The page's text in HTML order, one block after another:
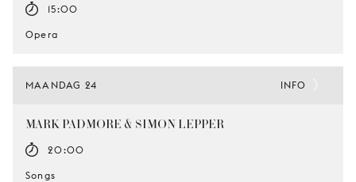
15:00
Opera
MAANDAG 24
MARK PADMORE & SIMON LEPPER
20:00
Songs
INFO